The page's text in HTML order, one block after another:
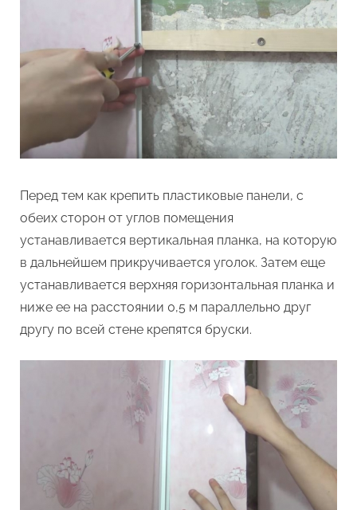
Перед тем как крепить пластиковые панели, с
обеих сторон от углов помещения
устанавливается вертикальная планка, на которую
в дальнейшем прикручивается уголок. Затем еще
устанавливается верхняя горизонтальная планка и
ниже ее на расстоянии 0,5 м параллельно друг
другу по всей стене крепятся бруски.